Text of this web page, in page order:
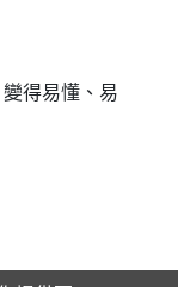
得易懂、易